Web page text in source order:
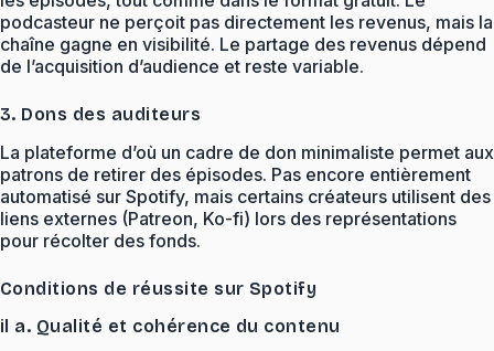
podcasteur ne perçoit pas directement les revenus, mais la
chaîne gagne en visibilité. Le partage des revenus dépend
de l’acquisition d’audience et reste variable.
3. Dons des auditeurs
La plateforme d’où un cadre de don minimaliste permet aux
patrons de retirer des épisodes. Pas encore entièrement
automatisé sur Spotify, mais certains créateurs utilisent des
liens externes (Patreon, Ko-fi) lors des représentations
pour récolter des fonds.
Conditions de réussite sur Spotify
il a. Qualité et cohérence du contenu